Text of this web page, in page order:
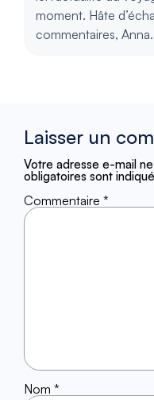
moment. Hâte
commentaires, Anna.
Laisser un
Votre adresse e-mail
obligatoires sont
Commentaire *
Nom *